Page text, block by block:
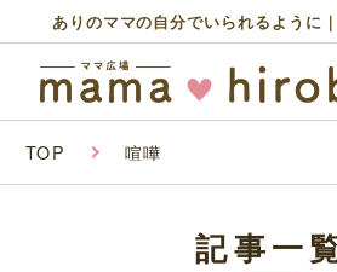
ありのママの自分でいられるように
TOP 喧嘩
記事一